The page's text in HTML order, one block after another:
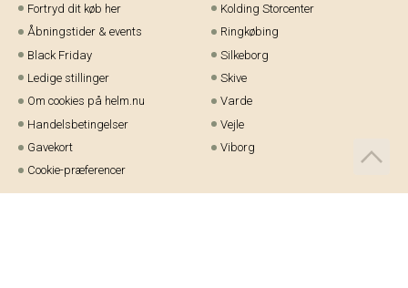
Fortryd dit køb her
Åbningstider & events
Black Friday
Ledige stillinger
Om cookies på helm.nu
Handelsbetingelser
Gavekort
Cookie-præferencer
Kolding Storcenter
Ringkøbing
Silkeborg
Skive
Varde
Vejle
Viborg